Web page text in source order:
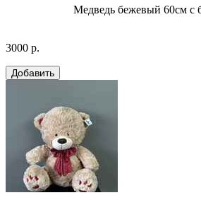
Медведь бежевый 60см с
3000 р.